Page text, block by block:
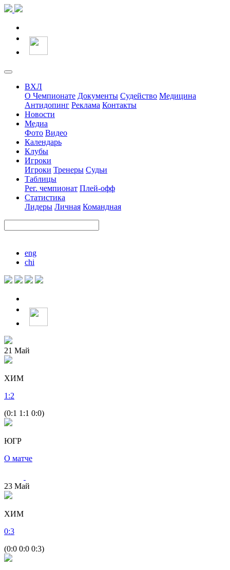
ВХЛ
О Чемпионате Документы Судейство Медицина
Антидопинг Реклама Контакты
Новости
Медиа
Фото Видео
Календарь
Клубы
Игроки
Игроки Тренеры Судьи
Таблицы
Рег. чемпионат Плей-офф
Статистика
Лидеры Личная Командная
eng
chi
21 Май
ХИМ
1 :2
(0:1 1:1 0:0)
ЮГР
О матче
23 Май
ХИМ
0:3
(0:0 0:0 0:3)